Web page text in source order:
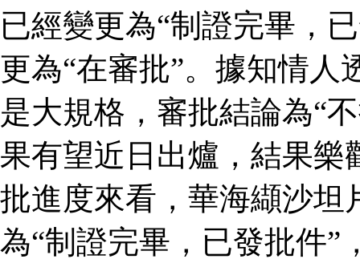
已經變更為“制證完畢，
更為“在審批”。據知情
是大規格，審批結論為“
果有望近日出爐，結果樂
批進度來看，華海纈沙坦
為“制證完畢，已發批件”